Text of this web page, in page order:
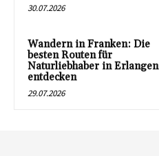
30.07.2026
Wandern in Franken: Die
besten Routen für
Naturliebhaber in Erlangen
entdecken
29.07.2026